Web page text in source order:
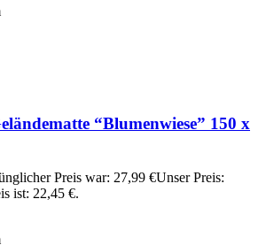
“Blumenwiese” 150 x
Preis war: 27,99 €Unser Preis:
ist: 22,45 €.